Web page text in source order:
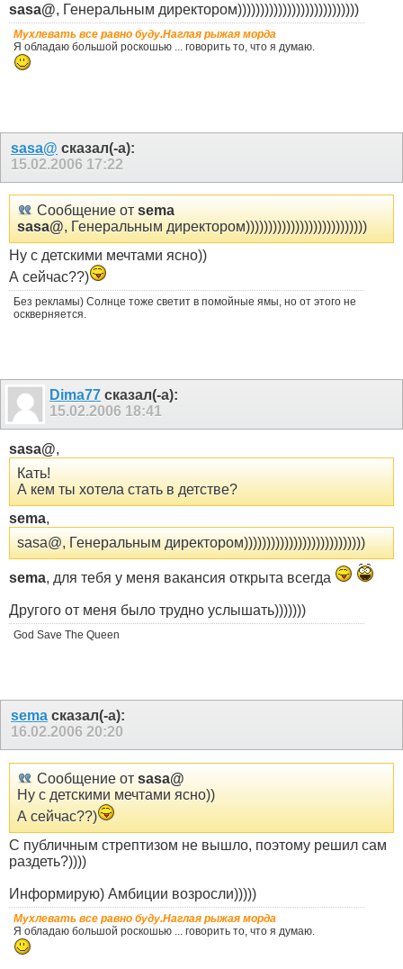
sasa@, Генеральным директором)))))))))))))))))))))))))))
Мухлевать все равно буду.Наглая рыжая морда
Я обладаю большой роскошью ... говорить то, что я думаю.
sasa@ сказал(-а):
15.02.2006 17:22
Сообщение от sema
sasa@, Генеральным директором)))))))))))))))))))))))))))
Ну с детскими мечтами ясно))
А сейчас??)
Без рекламы) Солнце тоже светит в помойные ямы, но от этого не
оскверняется.
Dima77 сказал(-а):
15.02.2006 18:41
sasa@,
Кать!
А кем ты хотела стать в детстве?
sema,
sasa@, Генеральным директором)))))))))))))))))))))))))))
sema, для тебя у меня вакансия открыта всегда
Другого от меня было трудно услышать)))))))
God Save The Queen
sema сказал(-а):
16.02.2006 20:20
Сообщение от sasa@
Ну с детскими мечтами ясно))
А сейчас??)
С публичным стрептизом не вышло, поэтому решил сам
раздеть?))))
Информирую) Амбиции возросли)))))
Мухлевать все равно буду.Наглая рыжая морда
Я обладаю большой роскошью ... говорить то, что я думаю.